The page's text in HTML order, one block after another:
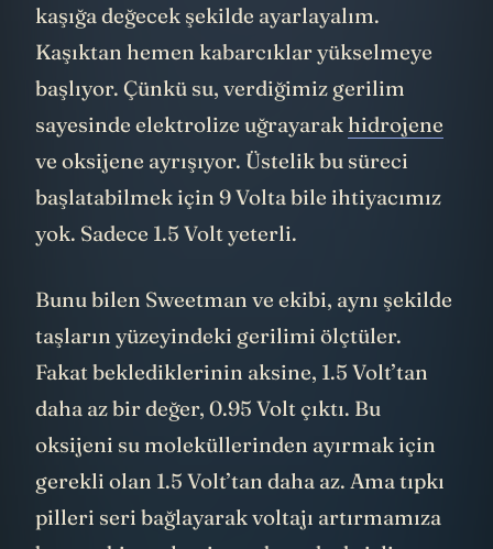
kaşığa değecek şekilde ayarlayalım.
Kaşıktan hemen kabarcıklar yükselmeye
başlıyor. Çünkü su, verdiğimiz gerilim
sayesinde elektrolize uğrayarak hidrojene
ve oksijene ayrışıyor. Üstelik bu süreci
başlatabilmek için 9 Volta bile ihtiyacımız
yok. Sadece 1.5 Volt yeterli.
Bunu bilen Sweetman ve ekibi, aynı şekilde
taşların yüzeyindeki gerilimi ölçtüler.
Fakat beklediklerinin aksine, 1.5 Volt’tan
daha az bir değer, 0.95 Volt çıktı. Bu
oksijeni su moleküllerinden ayırmak için
gerekli olan 1.5 Volt’tan daha az. Ama tıpkı
pilleri seri bağlayarak voltajı artırmamıza